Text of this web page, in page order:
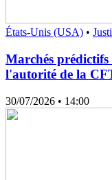
États-Unis (USA) •
Marchés prédictifs
l'autorité de la
30/07/2026 • 14:00